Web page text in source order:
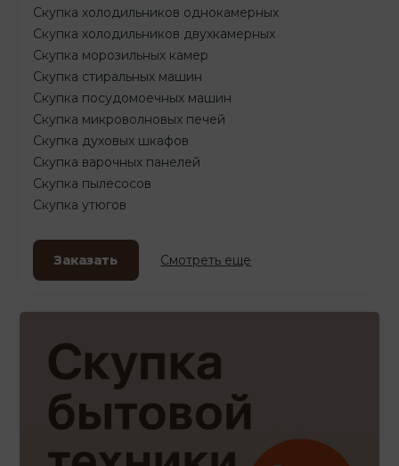
Скупка холодильников однокамерных
Скупка холодильников двухкамерных
Скупка морозильных камер
Скупка стиральных машин
Скупка посудомоечных машин
Скупка микроволновых печей
Скупка духовых шкафов
Скупка варочных панелей
Скупка пылесосов
Скупка утюгов
Заказать Смотреть еще